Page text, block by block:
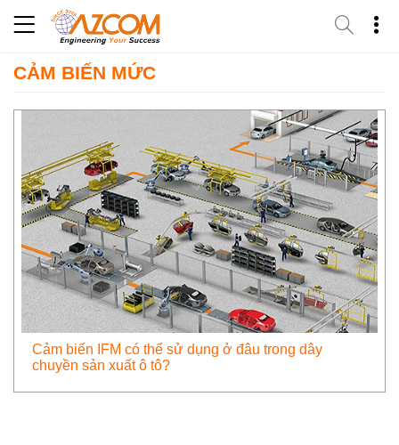
CẢM BIẾN MỨC
Cảm biến IFM có thể sử dụng ở đâu trong dây
chuyền sản xuất ô tô?